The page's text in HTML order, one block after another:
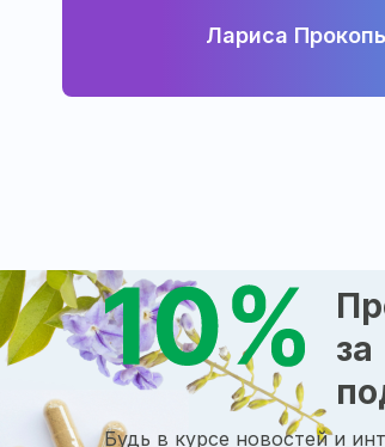
Лариса
за
Будь в курсе новостей и